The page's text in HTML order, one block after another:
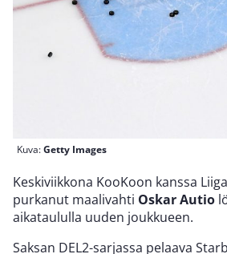
Kuva:Getty Images
Keskiviikkona KooKoon kanssa
purkanut maalivahti Oskar Autio
aikataululla uuden joukkueen.
Saksan DEL2-sarjassa pelaava